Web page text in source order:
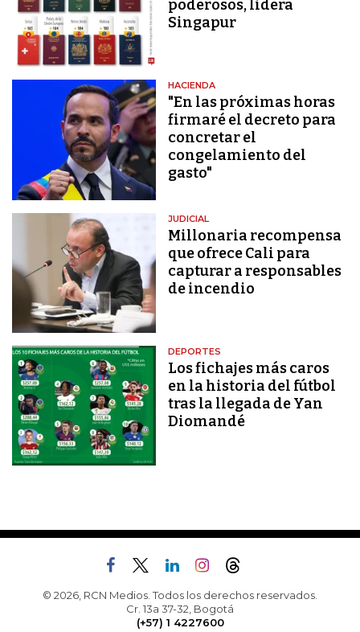
poderosos, lidera
Singapur
HACIENDA
"En las próximas horas
firmaré el decreto para
concretar el
congelamiento del
gasto"
JUDICIAL
Millonaria recompensa
que ofrece Cali para
capturar a responsables
de incendio
DEPORTES
Los fichajes más caros
en la historia del fútbol
tras la llegada de Yan
Diomandé
© 2026, RCN Medios. Todos los derechos reservados.
Cr. 13a 37-32, Bogotá
(+57) 1 4227600